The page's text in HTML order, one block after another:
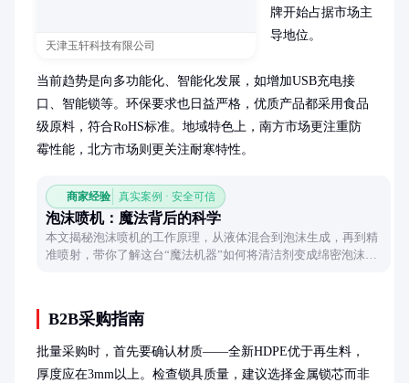
天津玉轩科技有限公司
牌开始占据市场主
导地位。
当前趋势是向多功能化、智能化发展，如增加USB充电接
口、智能锁等。环保要求也日益严格，优质产品都采用食品
级原料，符合RoHS标准。地域特色上，南方市场更注重防
霉性能，北方市场则更关注耐寒特性。
商家经验 真实案例 · 安全可信
泡沫喷机：魔法背后的科学
本文揭秘泡沫喷机的工作原理，从液体混合到泡沫生成，再到精
准喷射，带你了解这台“魔法机器”如何将清洁剂变成绵密泡沫，
B2B采购指南
批量采购时，首先要确认材质——全新HDPE优于再生料，
厚度应在3mm以上。检查锁具质量，建议选择金属锁芯而非